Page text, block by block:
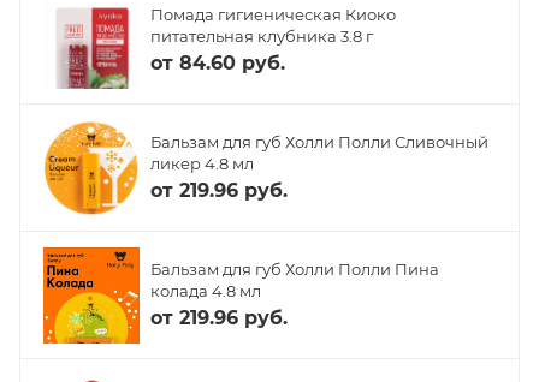
Помада гигиеническая Киоко
питательная клубника 3.8 г
от 84.60 руб.
Бальзам для губ Холли Полли Сливочный
ликер 4.8 мл
от 219.96 руб.
Бальзам для губ Холли Полли Пина
колада 4.8 мл
от 219.96 руб.